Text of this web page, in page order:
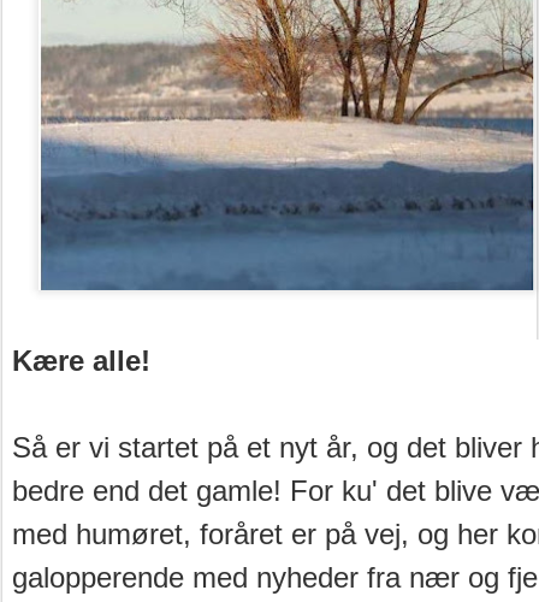
Kære alle!
Så er vi startet på et nyt år, og det bliver
bedre end det gamle! For ku' det blive
med humøret, foråret er på vej, og her
galopperende med nyheder fra nær og